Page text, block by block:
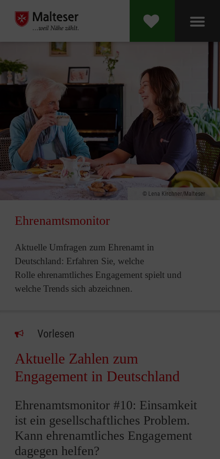
Lena Kirchner/Malteser
Ehrenamtsmonitor
Aktuelle Umfragen zum Ehrenamt in
Deutschland: Erfahren Sie, welche
Rolle ehrenamtliches Engagement spielt und
welche Trends sich abzeichnen.
Vorlesen
Aktuelle Zahlen zum
Engagement in Deutschland
Ehrenamtsmonitor #10: Einsamkeit
ist ein gesellschaftliches Problem.
Kann ehrenamtliches Engagement
dagegen helfen?